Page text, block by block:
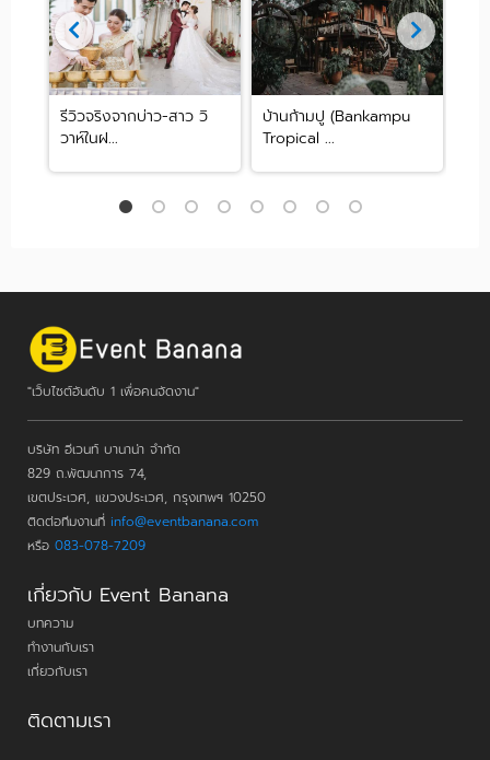
รีวิวจริงจากบ่าว-สาว วิ
วาห์ในฝ...
บ้านก้ามปู (Bankampu
Tropical ...
"เว็บไซต์อันดับ 1 เพื่อคนจัดงาน"
บริษัท อีเวนท์ บานาน่า จำกัด
829 ถ.พัฒนาการ 74,
เขตประเวศ, แขวงประเวศ, กรุงเทพฯ 10250
ติดต่อทีมงานที่ info@eventbanana.com
หรือ 083-078-7209
เกี่ยวกับ Event Banana
บทความ
ทำงานกับเรา
เกี่ยวกับเรา
ติดตามเรา